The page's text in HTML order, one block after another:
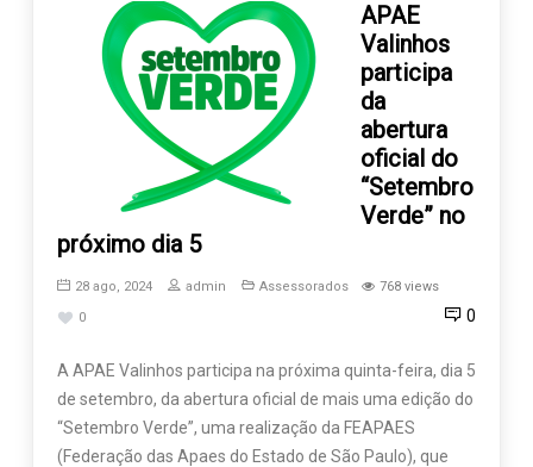
APAE
Valinhos
participa
da
abertura
oficial do
“Setembro
Verde” no
próximo dia 5
28 ago, 2024 admin Assessorados
768 views
0
0
A APAE Valinhos participa na próxima quinta-feira, dia 5
de setembro, da abertura oficial de mais uma edição do
“Setembro Verde”, uma realização da FEAPAES
(Federação das Apaes do Estado de São Paulo), que